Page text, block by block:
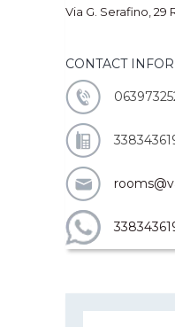
Via G. Serafino, 29
CONTACT